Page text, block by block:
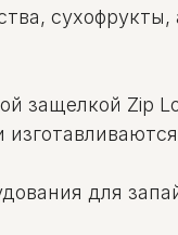
защелкой Zip
для